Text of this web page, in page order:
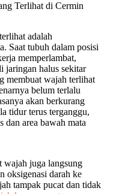
Terlihat di Cermin
adalah
Saat tubuh dalam posisi
memperlambat,
jaringan halus sekitar
membuat wajah terlihat
belum terlalu
akan berkurang
tidur terus terganggu,
dan area bawah mata
wajah juga langsung
oksigenasi darah ke
tampak pucat dan tidak